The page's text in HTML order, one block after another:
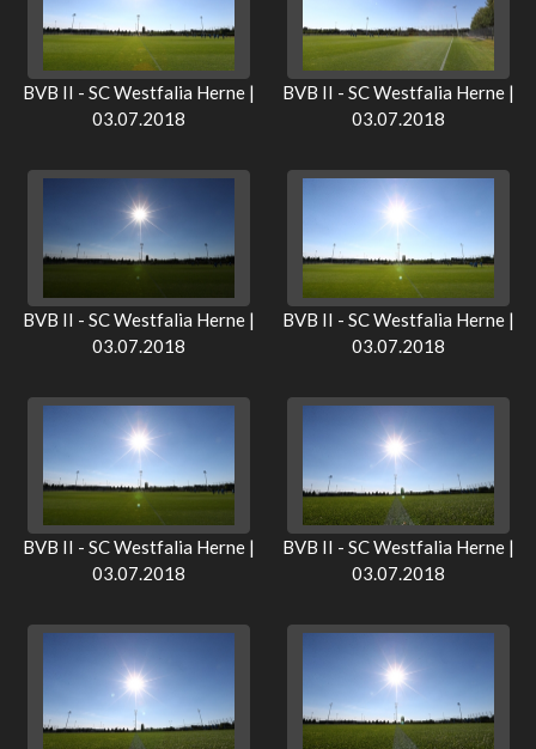
BVB II - SC Westfalia Herne |
03.07.2018
BVB II - SC Westfalia Herne |
03.07.2018
BVB II - SC Westfalia Herne |
03.07.2018
BVB II - SC Westfalia Herne |
03.07.2018
BVB II - SC Westfalia Herne |
03.07.2018
BVB II - SC Westfalia Herne |
03.07.2018